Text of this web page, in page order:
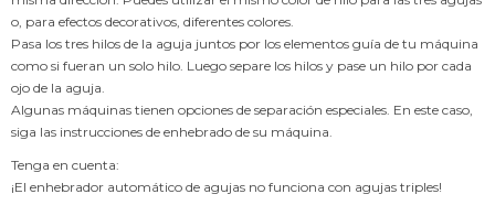
o, para efectos decorativos, diferentes colores.
Pasa los tres hilos de la aguja juntos por los elementos guía de tu máquina
como si fueran un solo hilo. Luego separe los hilos y pase un hilo por cada
ojo de la aguja.
Algunas máquinas tienen opciones de separación especiales. En este caso,
siga las instrucciones de enhebrado de su máquina.
Tenga en cuenta:
¡El enhebrador automático de agujas no funciona con agujas triples!